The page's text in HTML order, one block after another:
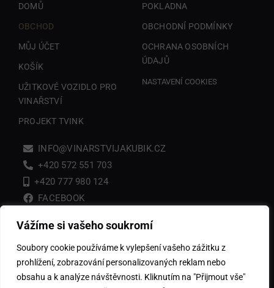
Vážíme si vašeho soukromí
Soubory cookie používáme k vylepšení vašeho zážitku z
prohlížení, zobrazování personalizovaných reklam nebo
obsahu a k analýze návštěvnosti. Kliknutím na "Přijmout vše"
DOMŮ
OBCHOD
MŮJ ÚČET
KOŠÍK
UŽITKOVÉ VOZIDLO PRO
VINAŘSTVÍ
PROJEKT TVINK
POKLADNA
OBCHODNÍ PODMÍNKY
OCHRANA OSOBNÍCH
ÚDAJŮ
NASTAVENÍ COOKIES
INFO@VINARSTVIJAKUBIK.CZ
+420 572 551 703
+420 777 980 124
FACEBOOK
Se sídlem Zlechov, č.p. 589 – 687 10, IČ: 293 80 634 zapsané v
obchodním rejstříku vedeném u Krajského soudu v Brně, oddíl B,
vložka 6788.